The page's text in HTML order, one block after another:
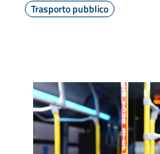
Trasporto pubblico